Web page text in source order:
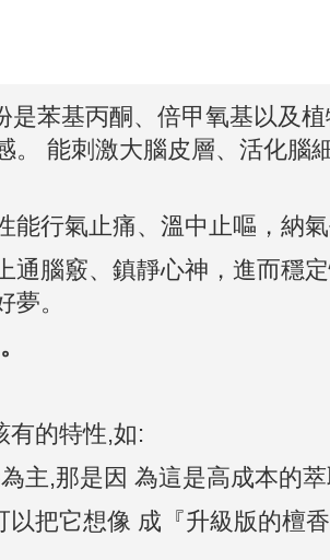
苯基丙酮、倍甲氧基以及
能刺激大腦皮層、活化腦
行氣止痛、溫中止嘔，納
腦竅、鎮靜心神，進而穩
。
有的特性,如:
,那是因 為這是高成本的萃
把它想像 成『升級版的檀